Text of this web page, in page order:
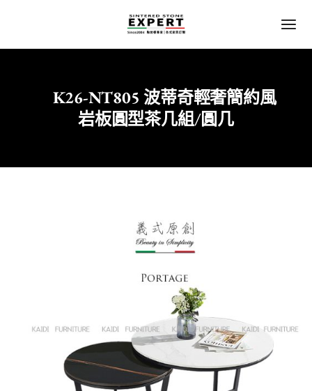
K26-NT805 波蒂奇輕奢簡約風
岩板圓型茶几組/圓几